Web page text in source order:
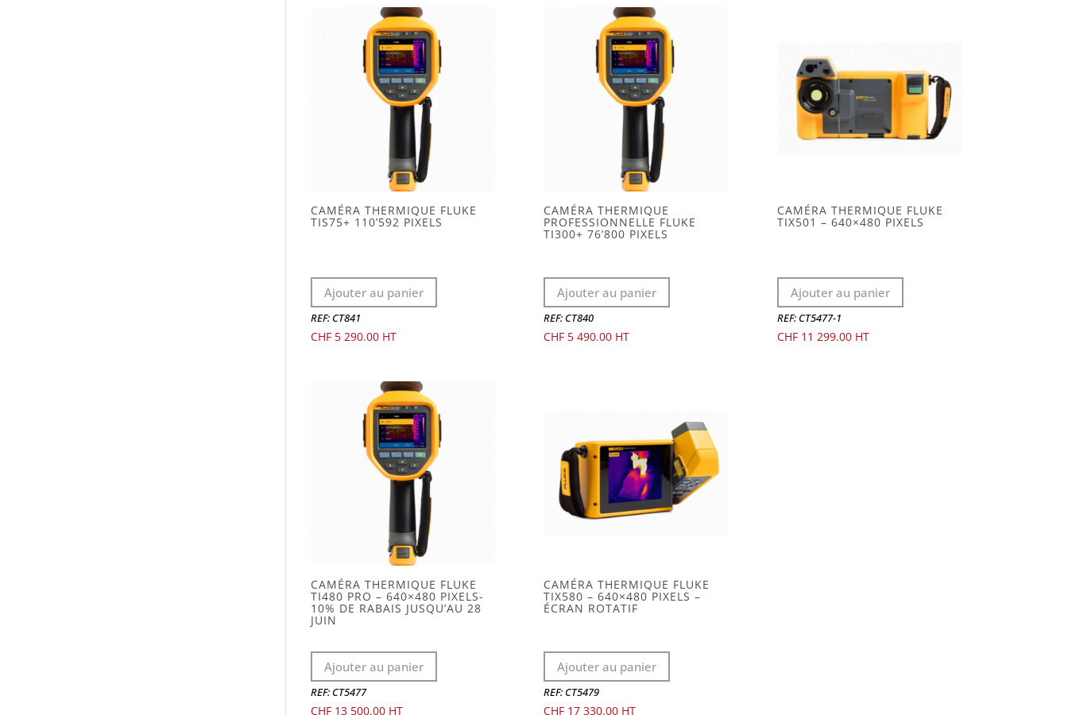
CAMÉRA THERMIQUE FLUKE
TIS75+ 110’592 PIXELS
Ajouter au panier
REF: CT841
CHF 5 290.00
CAMÉRA THERMIQUE
PROFESSIONNELLE FLUKE
TI300+ 76’800 PIXELS
Ajouter au panier
REF: CT840
CHF 5 490.00
CAMÉRA THERMIQUE FLUKE
TIX501 – 640×480 PIXELS
Ajouter au panier
REF: CT5477-1
CHF11 299.00
CAMÉRA THERMIQUE FLUKE
TI480 PRO – 640×480 PIXELS-
10% DE RABAIS JUSQU’AU 28
JUIN
Ajouter au panier
REF: CT5477
CHF 13 500.00
CAMÉRA THERMIQUE FLUKE
TIX580 – 640×480 PIXELS –
ÉCRAN ROTATIF
Ajouter au panier
REF: CT5479
CHF 17 330.00